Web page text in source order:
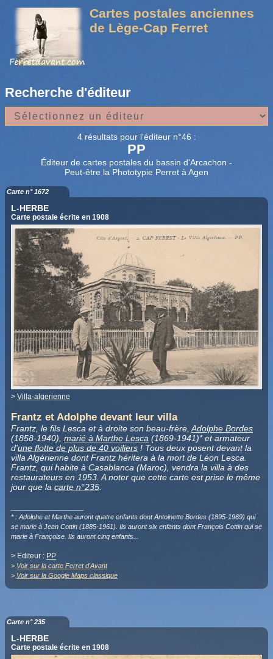
Cartes postales anciennes
de Lège-Cap Ferret
Recherche d'éditeur
4 résultats pour l'éditeur n°46 :
PP
Éditeur de cartes postales du bassin d'Arcachon -
Peut-être la Phototypie Perret à Agen
Carte n° 1672
L-HERBE
Carte postale écrite en 1908
> Villa-algerienne
Frantz et Adolphe devant leur villa
Frantz, le fils Lesca et à droite son beau-frère, Adolphe Bordes
(1858-1940), marié à Marthe Lesca (1869-1941)* et armateur
d'une flotte de plus de 40 voiliers ! Tous deux posent devant la
villa Algérienne dont Frantz héritera à la mort de Léon Lesca.
Frantz, qui habite à Casablanca (Maroc), vendra la villa à des
restaurateurs en 1953. A noter que cette carte est prise le même
jour que la carte n°235
* : Adolphe et Marthe auront quatre enfants dont Antoinette Bordes (1895-1969) qui
se marie à Jean Cottin (1885-1961). Ils auront six enfants dont François Cottin qui se
marie à Françoise. Ils auront cinq enfants...
> Editeur : PP
> Voir sur la carte Ferret d'Avant
> Voir sur la Google Maps classique
Carte n° 235
L-HERBE
Carte postale écrite en 1908